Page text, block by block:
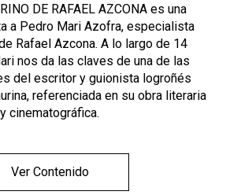
DE RAFAEL AZCONA es una
a Pedro Mari Azofra, especialista
Rafael Azcona. A lo largo de 14
nos da las claves de una de las
del escritor y guionista logroñés
referenciada en su obra literaria
y cinematográfica.
Ver Contenido